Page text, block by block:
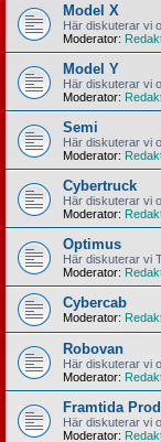
Model X
Här diskuterar vi
Moderator:
Model Y
Här diskuterar vi
Moderator:
Semi
Här diskuterar vi
Moderator:
Cybertruck
Här diskuterar vi
Moderator:
Optimus
Här diskuterar vi
Moderator:
Cybercab
Moderator:
Robovan
Här diskuterar vi
Moderator:
Framtida
Här diskuterar vi
Moderator: